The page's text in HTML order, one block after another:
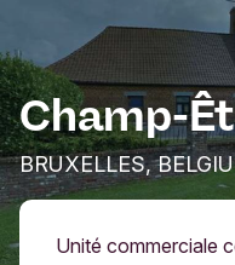
Champ-
BRUXELLES,
Unité commerciale